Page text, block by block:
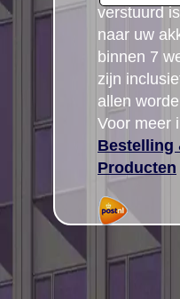
verstuurd
naar uw
binnen 7
zijn
allen
Voor meer
Bestelling
Producten